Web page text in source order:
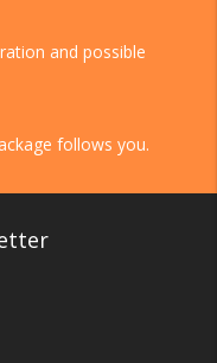
and possible
follows you.